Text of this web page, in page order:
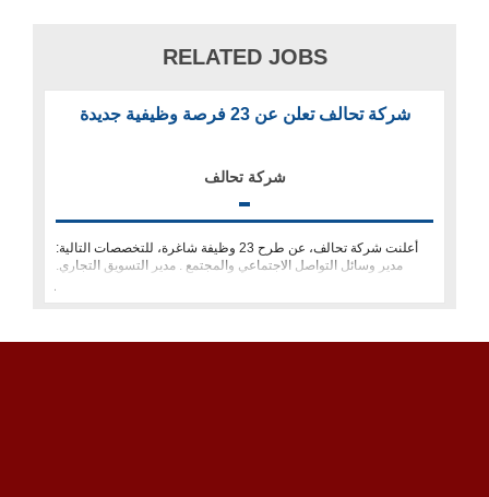
RELATED JOBS
شركة تحالف تعلن عن 23 فرصة وظيفية جديدة
شركة تحالف
أعلنت شركة تحالف، عن طرح 23 وظيفة شاغرة، للتخصصات التالية:
مدير وسائل التواصل الاجتماعي والمجتمع . مدير التسويق التجاري.